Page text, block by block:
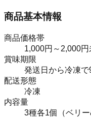
商品基本情報
商品価格帯
1,000円～2,000円
賞味期限
発送日から冷凍で
配送形態
冷凍
内容量
3種各1個（ベリ